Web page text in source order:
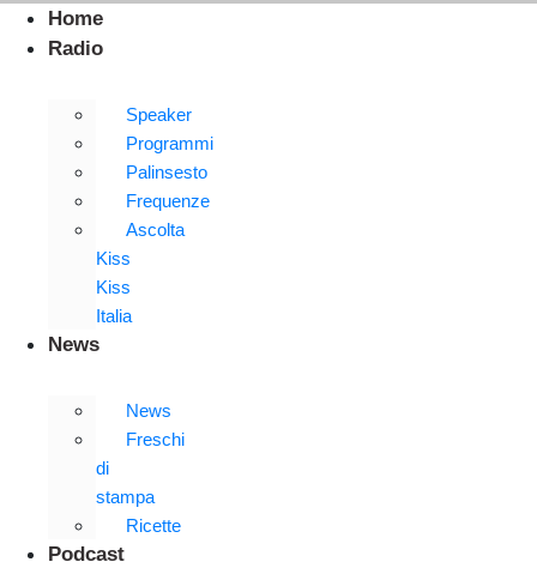
Home
Radio
Speaker
Programmi
Palinsesto
Frequenze
Ascolta
Kiss
Kiss
Italia
News
News
Freschi
di
stampa
Ricette
Podcast